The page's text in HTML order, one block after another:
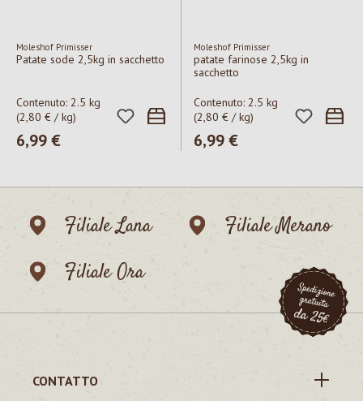
Moleshof Primisser
Patate sode 2,5kg in sacchetto
Contenuto: 2.5 kg
(2,80 € / kg)
Prezzo normale:
6,99 €
Moleshof Primisser
patate farinose 2,5kg in
sacchetto
Contenuto: 2.5 kg
(2,80 € / kg)
Prezzo normale:
6,99 €
Filiale Lana
Filiale Merano
Filiale Ora
CONTATTO